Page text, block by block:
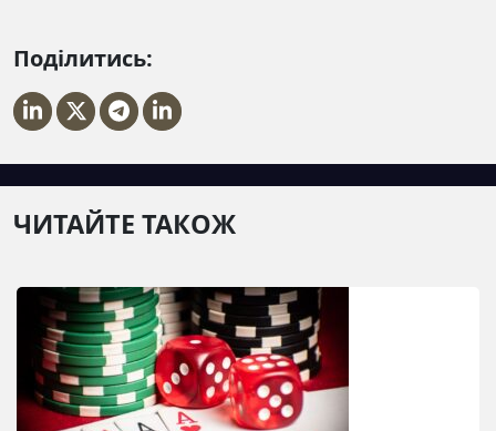
Поділитись:
ЧИТАЙТЕ ТАКОЖ